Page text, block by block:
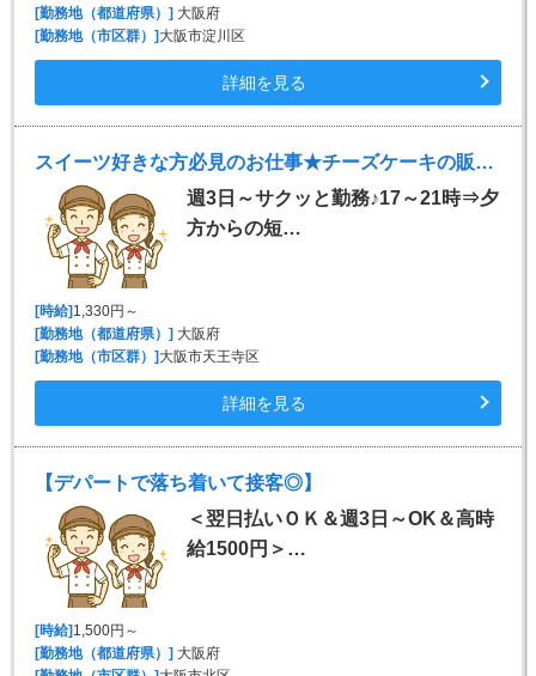
[勤務地（都道府県）] 大阪府
[勤務地（市区群）] 大阪市淀川区
詳細を見る
スイーツ好きな方必見のお仕事★チーズケーキの販売staff♪
週3日～サクッと勤務♪17～21時⇒夕
方からの短…
[時給]1,330円～
[勤務地（都道府県）]大阪府
[勤務地（市区群）]大阪市天王寺区
詳細を見る
【デパートで落ち着いて接客◎】
＜翌日払いＯＫ＆週3日～OK＆高時
給1500円＞…
[時給] 1,500円～
[勤務地（都道府県）] 大阪府